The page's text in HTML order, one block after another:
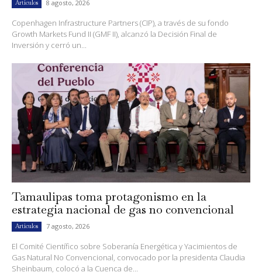
Artículos 8 agosto, 2026
Copenhagen Infrastructure Partners (CIP), a través de su fondo
Growth Markets Fund II (GMF II), alcanzó la Decisión Final de
Inversión y cerró un...
Tamaulipas toma protagonismo en la
estrategia nacional de gas no convencional
Artículos 7 agosto, 2026
El Comité Científico sobre Soberanía Energética y Yacimientos de
Gas Natural No Convencional, convocado por la presidenta Claudia
Sheinbaum, colocó a la Cuenca de...